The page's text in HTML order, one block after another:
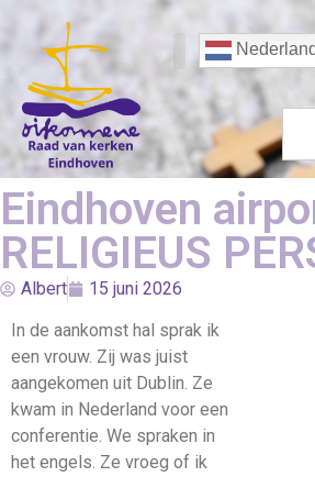
Eindhoven
RELIGIEUS
Albert 15 juni 2026
In de aankomst hal sprak ik
een vrouw. Zij was juist
aangekomen uit Dublin. Ze
kwam in Nederland voor een
conferentie. We spraken in
het engels. Ze vroeg of ik